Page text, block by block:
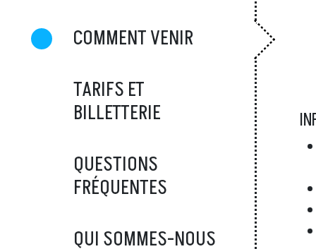
COMMENT VENIR
TARIFS ET
BILLETTERIE
QUESTIONS
FRÉQUENTES
QUI SOMMES-NOUS